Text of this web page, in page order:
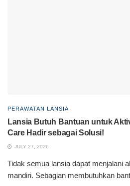
PERAWATAN LANSIA
Lansia Butuh Bantuan untuk
Care Hadir sebagai Solusi!
JULY 27, 2026
Tidak semua lansia dapat menjalani
mandiri. Sebagian membutuhkan